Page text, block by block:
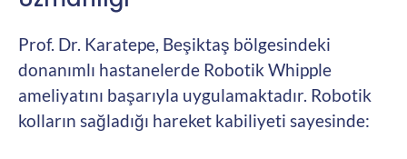
Prof. Dr. Karatepe, Beşiktaş bölgesindeki
donanımlı hastanelerde Robotik Whipple
ameliyatını başarıyla uygulamaktadır. Robotik
kolların sağladığı hareket kabiliyeti sayesinde: